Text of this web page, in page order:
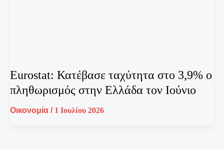
Eurostat: Κατέβασε ταχύτητα στο 3,9% ο
πληθωρισμός στην Ελλάδα τον Ιούνιο
Οικονομία / 1 Ιουλίου 2026